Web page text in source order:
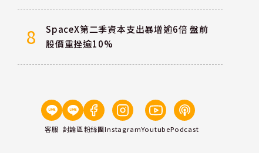
8
SpaceX第二季資本支出暴增逾6倍 盤前
股價重挫逾10%
客服 討論區粉絲團InstagramYoutubePodcast